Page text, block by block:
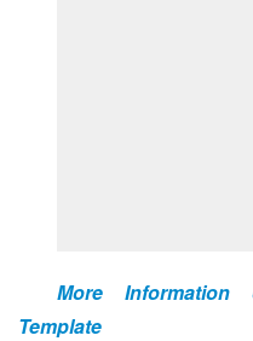
More
Template